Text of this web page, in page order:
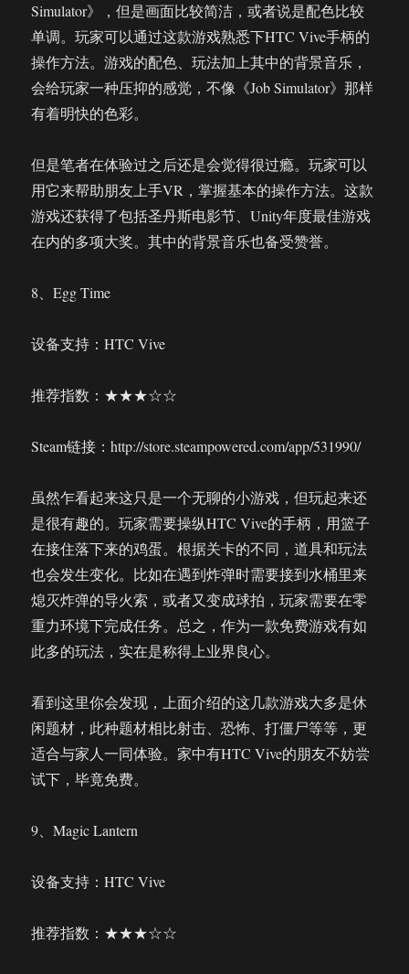
Simulator》，但是画面比较简洁，或者说是配色比较
单调。玩家可以通过这款游戏熟悉下HTC Vive手柄的
操作方法。游戏的配色、玩法加上其中的背景音乐，
会给玩家一种压抑的感觉，不像《Job Simulator》那样
有着明快的色彩。
但是笔者在体验过之后还是会觉得很过瘾。玩家可以
用它来帮助朋友上手VR，掌握基本的操作方法。这款
游戏还获得了包括圣丹斯电影节、Unity年度最佳游戏
在内的多项大奖。其中的背景音乐也备受赞誉。
8、Egg Time
设备支持：HTC Vive
推荐指数：★★★☆☆
Steam链接：http://store.steampowered.com/app/531990/
虽然乍看起来这只是一个无聊的小游戏，但玩起来还
是很有趣的。玩家需要操纵HTC Vive的手柄，用篮子
在接住落下来的鸡蛋。根据关卡的不同，道具和玩法
也会发生变化。比如在遇到炸弹时需要接到水桶里来
熄灭炸弹的导火索，或者又变成球拍，玩家需要在零
重力环境下完成任务。总之，作为一款免费游戏有如
此多的玩法，实在是称得上业界良心。
看到这里你会发现，上面介绍的这几款游戏大多是休
闲题材，此种题材相比射击、恐怖、打僵尸等等，更
适合与家人一同体验。家中有HTC Vive的朋友不妨尝
试下，毕竟免费。
9、Magic Lantern
设备支持：HTC Vive
推荐指数：★★★☆☆